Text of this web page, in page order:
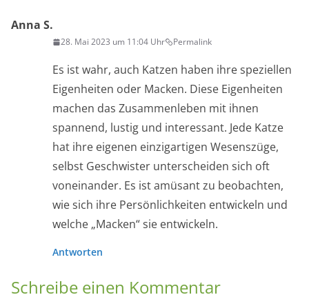
Anna S.
28. Mai 2023 um 11:04 Uhr Permalink
Es ist wahr, auch Katzen haben ihre speziellen
Eigenheiten oder Macken. Diese Eigenheiten
machen das Zusammenleben mit ihnen
spannend, lustig und interessant. Jede Katze
hat ihre eigenen einzigartigen Wesenszüge,
selbst Geschwister unterscheiden sich oft
voneinander. Es ist amüsant zu beobachten,
wie sich ihre Persönlichkeiten entwickeln und
welche „Macken“ sie entwickeln.
Antworten
Schreibe einen Kommentar